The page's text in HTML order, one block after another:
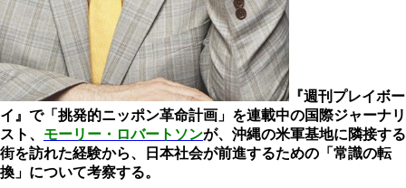
『週刊プレイボー
イ』で「挑発的ニッポン革命計画」を連載中の国際ジャーナリ
スト、 モーリー・ロバートソンが、沖縄の米軍基地に隣接する
街を訪れた経験から、日本社会が前進するための「常識の転
換」について考察する。